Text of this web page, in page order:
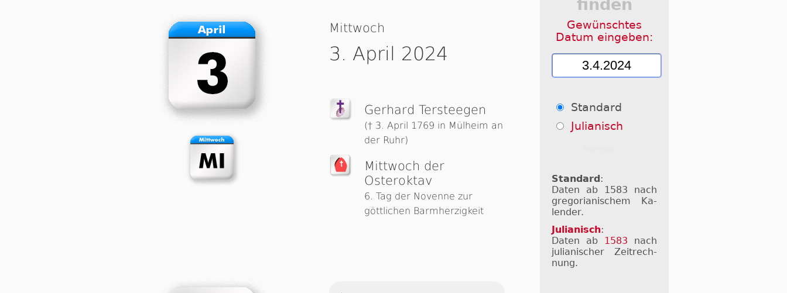
Mittwoch
3. April 2024
Gerhard Terstee­gen
(† 3. April 1769 in Mülheim an
der Ruhr)
Mittwoch der
Osteroktav
6. Tag der Novenne zur
göttlichen Barmherzigkeit
finden
Gewünschtes
Datum eingeben:
Standard
Julianisch
Standard :
Daten ab 1583 nach
gre­go­ri­a­ni­schem Ka­
len­der.
Julianisch:
Daten ab 1583 nach
ju­li­a­ni­scher Zeit­rech­
nung.